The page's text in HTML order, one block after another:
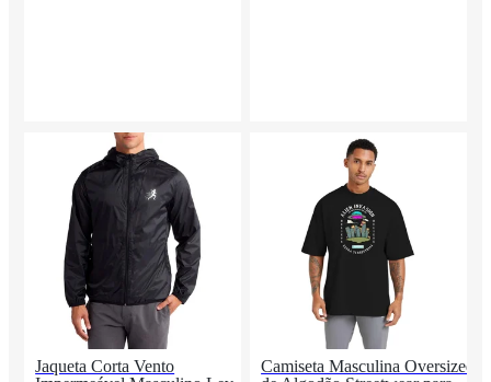
Jaqueta Corta Vento
Camiseta Masculina Oversized